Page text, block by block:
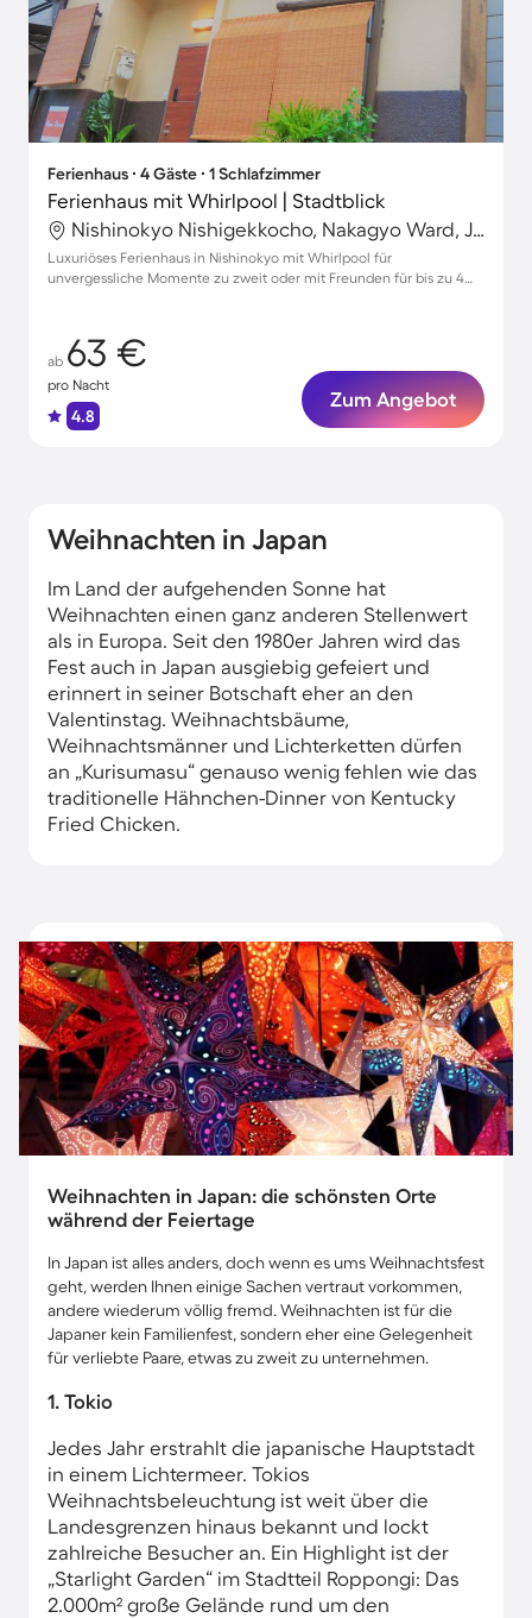
Ferienhaus ∙ 4 Gäste ∙ 1 Schlafzimmer
Ferienhaus mit Whirlpool | Stadtblick
Nishinokyo Nishigekkocho, Nakagyo Ward, Japan
Luxuriöses Ferienhaus in Nishinokyo mit Whirlpool für
unvergessliche Momente zu zweit oder mit Freunden für bis zu 4
ab 63 €
pro Nacht
4.8
Zum Angebot
Weihnachten in Japan
Im Land der aufgehenden Sonne hat
Weihnachten einen ganz anderen Stellenwert
als in Europa. Seit den 1980er Jahren wird das
Fest auch in Japan ausgiebig gefeiert und
erinnert in seiner Botschaft eher an den
Valentinstag. Weihnachtsbäume,
Weihnachtsmänner und Lichterketten dürfen
an „Kurisumasu“ genauso wenig fehlen wie das
traditionelle Hähnchen-Dinner von Kentucky
Fried Chicken.
Weihnachten in Japan: die schönsten Orte
während der Feiertage
In Japan ist alles anders, doch wenn es ums Weihnachtsfest
geht, werden Ihnen einige Sachen vertraut vorkommen,
andere wiederum völlig fremd. Weihnachten ist für die
Japaner kein Familienfest, sondern eher eine Gelegenheit
für verliebte Paare, etwas zu zweit zu unternehmen.
1. Tokio
Jedes Jahr erstrahlt die japanische Hauptstadt
in einem Lichtermeer. Tokios
Weihnachtsbeleuchtung ist weit über die
Landesgrenzen hinaus bekannt und lockt
zahlreiche Besucher an. Ein Highlight ist der
„Starlight Garden“ im Stadtteil Roppongi: Das
2.000m² große Gelände rund um den